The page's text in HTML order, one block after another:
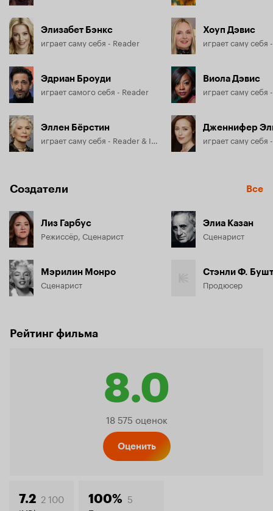
Элизабет Бэнкс
играет саму себя - Reader
Эдриан Броуди
играет самого себя - Reader
Эллен Бёрстин
Хоуп Дэвис
играет саму себя
Виола Дэвис
играет саму себя
Дженнифер
играет саму себя
Создатели Все
Лиз Гарбус
Режиссёр, Сценарист
Мэрилин Монро
Сценарист
Элиа Казан
Сценарист
Стэнли Ф.
Продюсер
Рейтинг фильма
8.0
Рейтинг
18 575 оценок
Оценить
7.2 2 100 100% 5